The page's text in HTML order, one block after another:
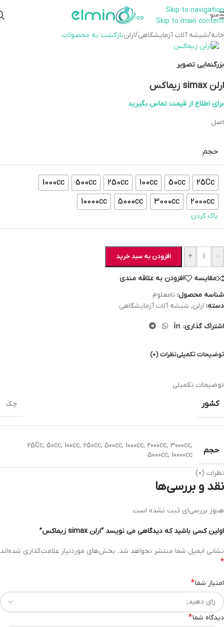
Skip to navigation
Skip to main content
منو
خانه/شیشه آلات آزمایشگاهی/ارلنبازگشت به محصولات
بزرگنمایی تصویر
ارلن simax زیماکس
برای اطلاع از قیمت تماس بگیرید
اصل
حجم
25Cc
50cc
100cc
250cc
500cc
1000cc
2000cc
3000cc
5000cc
10000cc
پاک کردن
-
+ افزودن به سبد خرید
مقایسه
افزودن به علاقه مندی
شناسه محصول: نامعلوم
دسته: ارلن, شیشه آلات آزمایشگاهی
اشتراک گذاری:
توضیحات تکمیلینظرات (0)
توضیحات تکمیلی
کشور چک
حجم 25Cc, 50cc, 100cc, 250cc, 500cc, 1000cc, 2000cc, 3000cc,
5000cc, 10000cc
نظرات (0)
نقد و بررسی‌ها
هنوز بررسی‌ای ثبت نشده است.
اولین کسی باشید که دیدگاهی می نویسد “ارلن simax زیماکس”
نشانی ایمیل شما منتشر نخواهد شد. بخش‌های موردنیاز علامت‌گذاری شده‌اند
*
امتیاز شما*
دیدگاه شما*
همراهان علمینو به علت نوسانات
قیمت سفارش های خود را در واتساپ
ثبت کنید یا تماس بگیرید.
ارتباط در واتساپ